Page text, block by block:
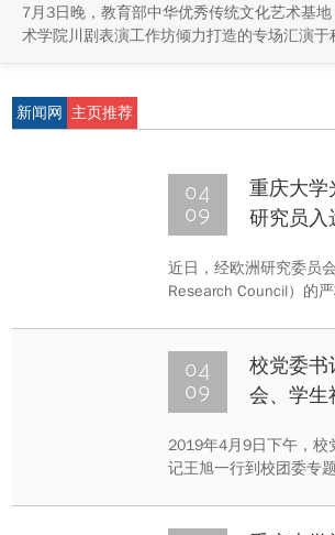
7月3日晚，教育部中华优秀传统文化艺术基地
术学院川剧表演工作坊倾力打造的专场汇演于
新闻网
主页推荐
04
09
重庆大学
研究员入
近日，经欧洲研究委员
Research Council）的
Fellowships)人才计划。
04
09
校党委书
会、学生
2019年4月9日下午，校
记王旭一行到校团委专